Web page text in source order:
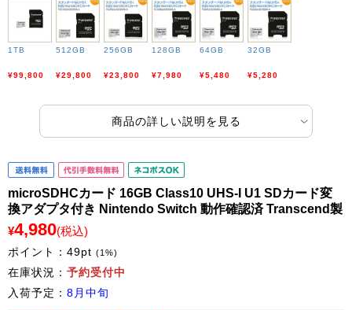
1TB
¥99,800
512GB
¥29,800
256GB
¥23,800
128GB
¥7,980
64GB
¥5,480
32GB
¥5,280
商品の詳しい説明を見る
microSDHCカード 16GB Class10 UHS-I U1 SDカード変
換アダプタ付き Nintendo Switch 動作確認済 Transcend製
¥4,980(税込)
ポイント： 49pt (1%)
在庫状況： 予約受付中
入荷予定： 8月中旬